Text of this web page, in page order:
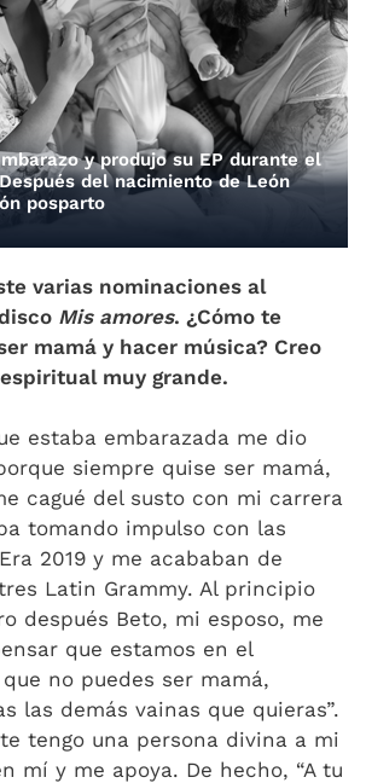
y produjo su EP durante el
del nacimiento de León
posparto
varias nominaciones al
Mis amores. ¿Cómo te
mamá y hacer música? Creo
muy grande.
estaba embarazada me dio
siempre quise ser mamá,
cagué del susto con mi carrera
tomando impulso con las
2019 y me acababan de
Latin Grammy. Al principio
después Beto, mi esposo, me
que estamos en el
no puedes ser mamá,
las demás vainas que quieras”.
tengo una persona divina a mi
mí y me apoya. De hecho, “A tu